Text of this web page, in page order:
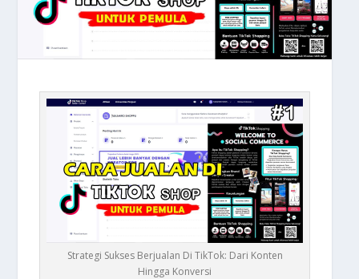
Strategi Sukses Berjualan Di TikTok: Dari Konten
Hingga Konversi